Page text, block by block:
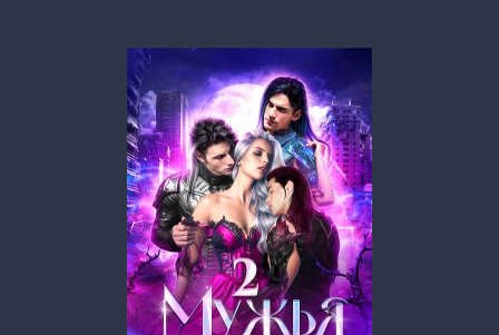
МАРИКА)